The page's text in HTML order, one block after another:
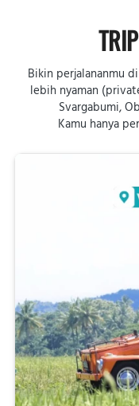
Bikin perjalananmu
lebih nyaman
Svargabumi,
Kamu hanya